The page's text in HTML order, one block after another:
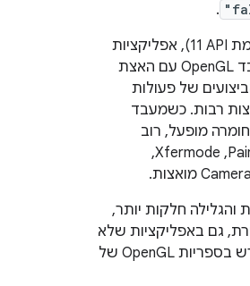
.
החל מ-Android 3.0 (רמת API ‏11), אפליקציות
יכולות להשתמש במעבד OpenGL עם האצת
של פעולות
רבות. כשמעבד
מופעל, רוב
הפעולות ב-Canvas,‏ Paint,‏ Xfermode,‏
והגלילה חלקות יותר,
גם באפליקציות שלא
משתמשות באופן מפורש בספריות OpenGL של